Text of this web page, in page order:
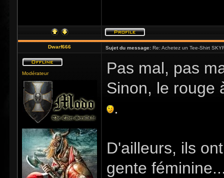
Dwarf666 Sujet du message: Re: Achetez un Tee-Shirt
Modérateur
Pas mal, pas
Sinon, le rouge
.
D'ailleurs, ils
gente